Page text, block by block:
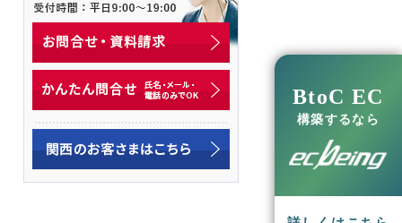
製品
株式会社日阪製作所
や営業業務の効率化を実現し、
人取引 メーカー直販
詳細を見る
BtoC EC
構築するなら